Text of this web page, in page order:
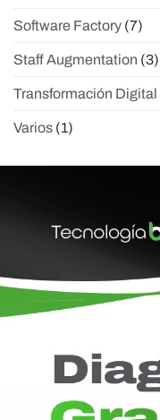
Software Factory (7)
Staff Augmentation (3)
Transformación Digital
Varios (1)